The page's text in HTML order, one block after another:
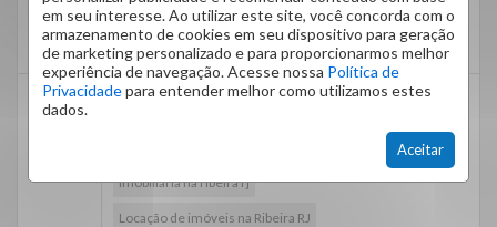
em seu interesse. Ao utilizar este site, você concorda com o
armazenamento de cookies em seu dispositivo para geração
de marketing personalizado e para proporcionarmos melhor
experiência de navegação. Acesse nossa Política de
Privacidadepara entender melhor como utilizamos estes
dados.
Aceitar
Cliqueaqui, acesse nosso site e encontre o imóvel
que tanto procura!
imobiliaria na ribeira rj
Locação de imóveis na Ribeira RJ